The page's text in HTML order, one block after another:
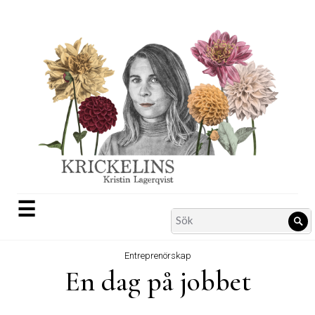
☰
Search
for:
Entreprenörskap
En dag på jobbet